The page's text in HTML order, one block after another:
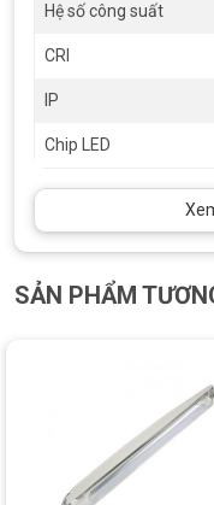
Tiết kiệm điện
giảm nguy cơ tai
Đạt chuẩn IP66,
Hệ số công suất
CRI
IP
Chip LED
SẢN PHẨM